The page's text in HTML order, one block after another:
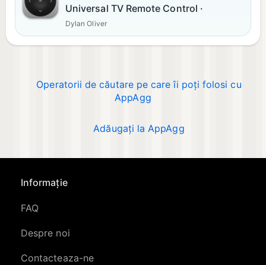
Universal TV Remote Control ·
Dylan Oliver
Operatorii de căutare pe care îi poți folosi cu
AppAgg
Adăugați la AppAgg
Informație
FAQ
Despre noi
Contacteaza-ne